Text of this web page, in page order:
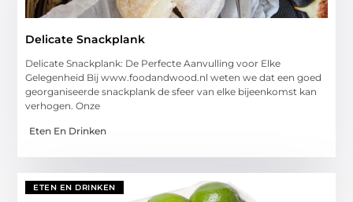
Delicate Snackplank
Delicate Snackplank: De Perfecte Aanvulling voor Elke
Gelegenheid Bij www.foodandwood.nl weten we dat een goed
georganiseerde snackplank de sfeer van elke bijeenkomst kan
verhogen. Onze
Eten En Drinken
ETEN EN DRINKEN